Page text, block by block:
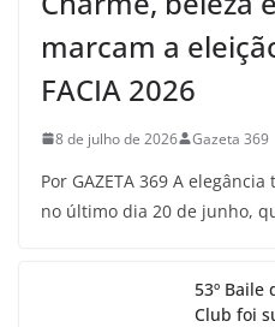
marcam a
FACIA 2026
8 de julho de 2026 Gazeta 369
Por GAZETA 369 A
no último dia 20 de junho,
53º Baile
Club foi